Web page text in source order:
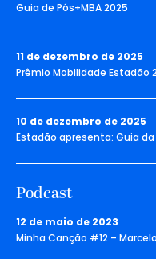
Guia de Pós+MBA 2025
11 de dezembro de 2025
Prêmio Mobilidade Estadão
10 de dezembro de 2025
Estadão apresenta: Guia
Podcast
12 de maio de 2023
Minha Canção #12 –